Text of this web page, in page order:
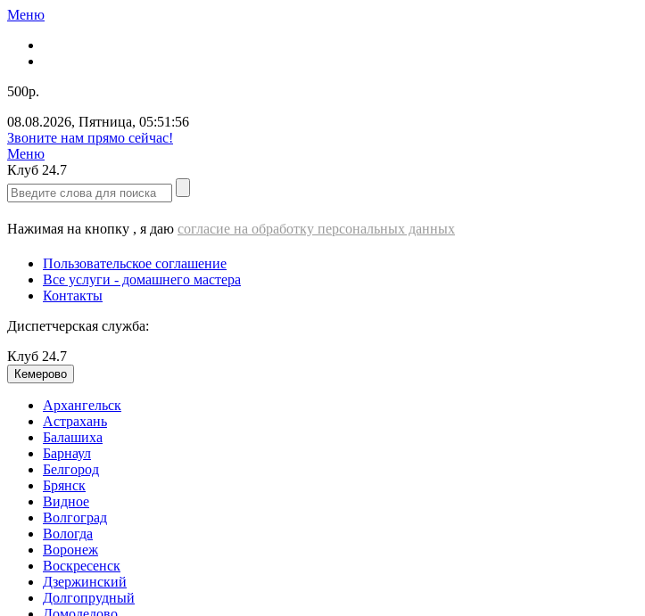
Меню
500р.
08.08.2026, Пятница, 05:51:56
Звоните нам прямо сейчас!
Меню
Клуб 24.7
Нажимая на кнопку , я даю согласие на обработку персональных данных
Пользовательское соглашение
Все услуги - домашнего мастера
Контакты
Диспетчерская служба:
Клуб 24.7
Кемерово
Архангельск
Астрахань
Балашиха
Барнаул
Белгород
Брянск
Видное
Волгоград
Вологда
Воронеж
Воскресенск
Дзержинский
Долгопрудный